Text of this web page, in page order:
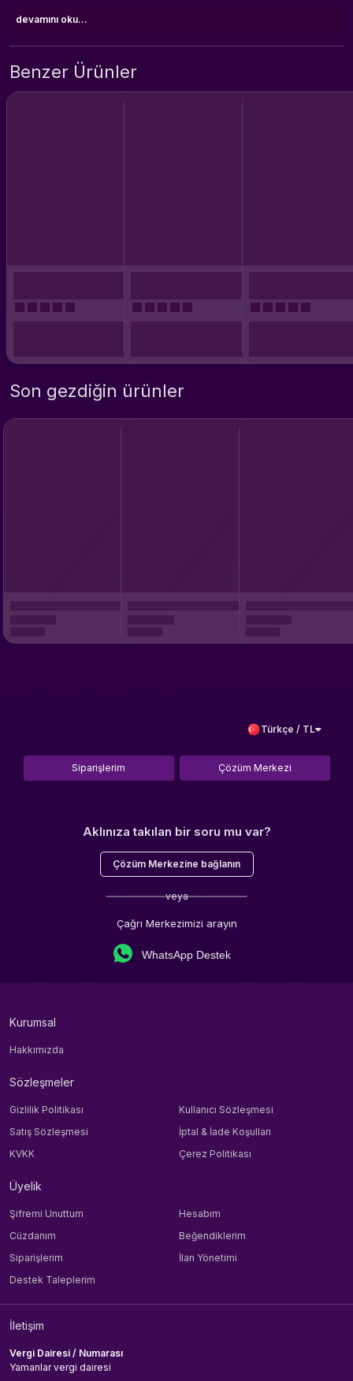
devamını oku...
Benzer Ürünler
Son gezdiğin ürünler
Türkçe / TL
Siparişlerim Çözüm Merkezi
Aklınıza takılan bir soru mu var?
Çözüm Merkezine bağlanın
veya
Çağrı Merkezimizi arayın
WhatsApp Destek
Kurumsal
Hakkımızda
Sözleşmeler
Gizlilik Politikası
Kullanıcı Sözleşmesi
Satış Sözleşmesi
İptal & İade Koşulları
KVKK
Çerez Politikası
Üyelik
Şifremi Unuttum
Hesabım
Cüzdanım
Beğendiklerim
Siparişlerim
İlan Yönetimi
Destek Taleplerim
İletişim
Vergi Dairesi / Numarası
Yamanlar vergi dairesi